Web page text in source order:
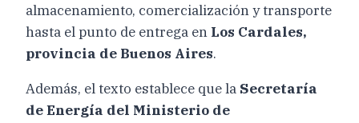
almacenamiento, comercialización y transporte
hasta el punto de entrega en Los Cardales,
provincia de Buenos Aires.
Además, el texto establece que la Secretaría
de Energía del Ministerio de